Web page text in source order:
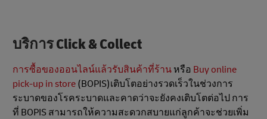
บริการ Click & Collect
การซื้อของออนไลน์แล้วรับสินค้าที่ร้าน หรือ Buy online
pick-up in store (BOPIS)เติบโตอย่างรวดเร็วในช่วงการ
ระบาดของโรคระบาดและคาดว่าจะยังคงเติบโตต่อไป การ
ที่ BOPIS สามารถให้ความสะดวกสบายแก่ลูกค้าจะช่วยเพิ่ม